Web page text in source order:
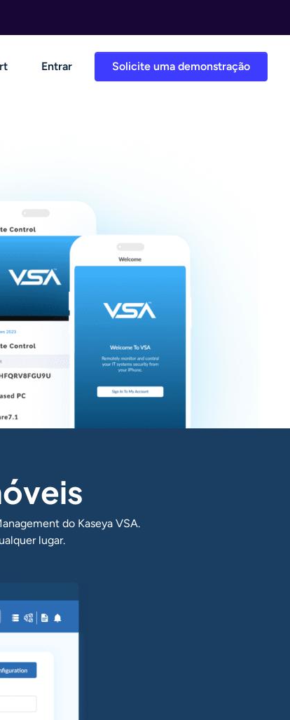
Solicite uma demonstração
Entrar
do Kaseya VSA.
lugar.